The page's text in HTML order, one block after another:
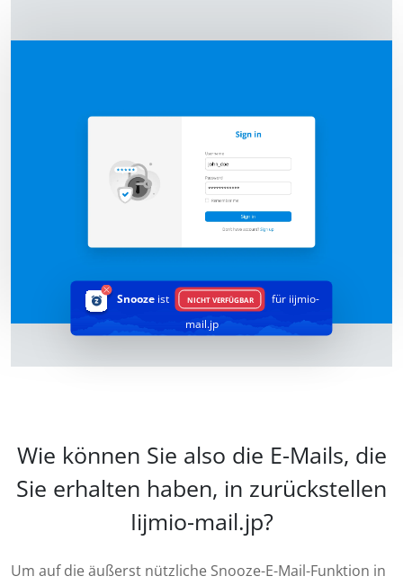
Snoozeist NICHT VERFÜGBAR
für iijmio-
mail.jp
Wie können Sie also die E-Mails, die
Sie erhalten haben, in zurückstellen
Iijmio-mail.jp?
Um auf die äußerst nützliche Snooze-E-Mail-Funktion in